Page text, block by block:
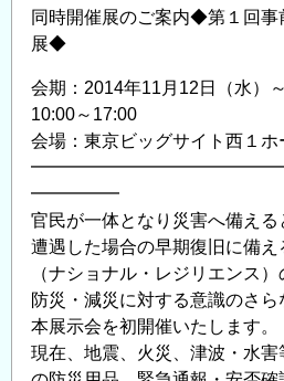
同時開催展のご案内◆第１回事
展◆
会期：2014年11月12日（水）
10:00～17:00
会場：東京ビッグサイト西１ホ
━━━━━
官民が一体となり災害へ備え
遭遇した場合の早期復旧に備
（ナショナル・レジリエンス
防災・減災に対する意識のさら
本展示会を初開催いたします。
現在、地震、火災、津波・水